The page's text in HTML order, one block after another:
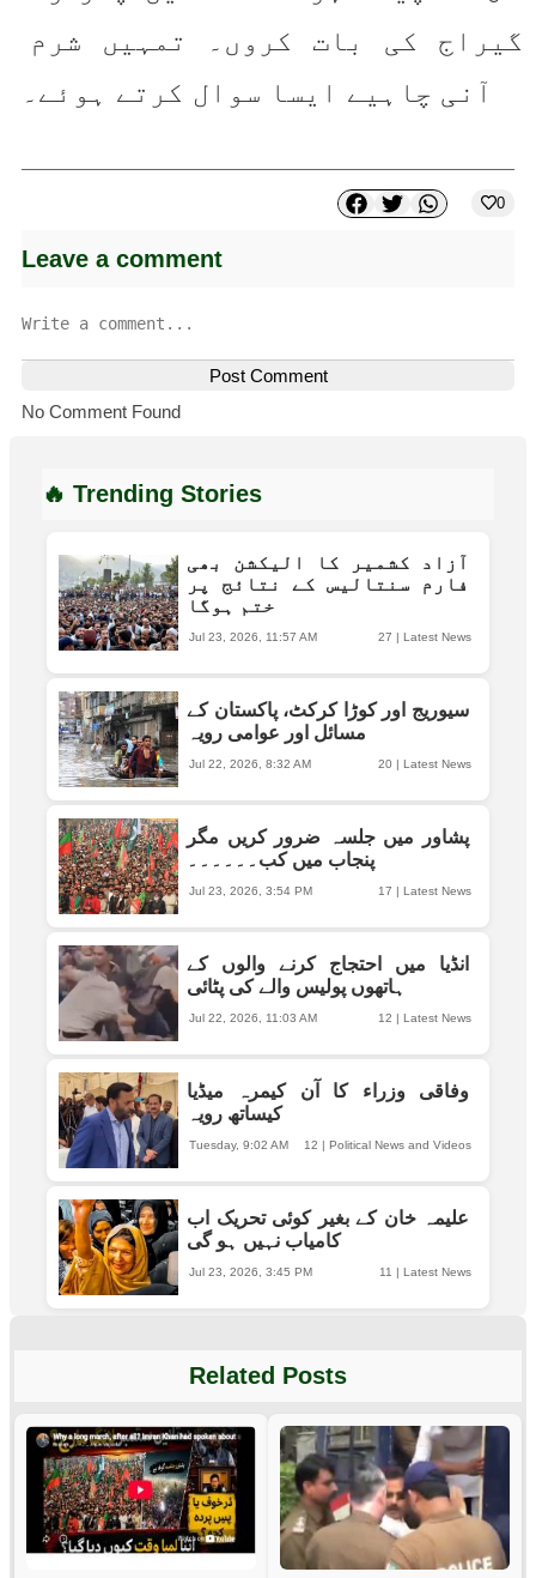
0
Leave a comment
Post Comment
No Comment Found
🔥 Trending Stories
آزاد کشمیر کا الیکشن بھی
فارم سنتالیس کے نتائج پر
ختم ہوگا
27 | Latest News
Jul 23, 2026, 11:57 AM
سیوریج اور کوڑا کرکٹ، پاکستان کے
مسائل اور عوامی رویہ
20 | Latest News
Jul 22, 2026, 8:32 AM
پشاور میں جلسہ ضرور کریں مگر
پنجاب میں کب۔۔۔۔۔۔
17 | Latest News
Jul 23, 2026, 3:54 PM
انڈیا میں احتجاج کرنے والوں کے
ہاتھوں پولیس والے کی پٹائی
12 | Latest News
Jul 22, 2026, 11:03 AM
وفاقی وزراء کا آن کیمرہ میڈیا
کیساتھ رویہ
12 | Political News and Videos
Tuesday, 9:02 AM
علیمہ خان کے بغیر کوئی تحریک اب
کامیاب نہیں ہو گی
11 | Latest News
Jul 23, 2026, 3:45 PM
Related Posts